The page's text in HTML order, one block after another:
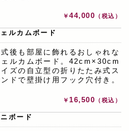
￥ 44,000 （税込）
ルカムボード
後も部屋に飾れるおしゃれな
ェルカムボード。42cm×30cm
ズの自立型の折りたたみ式ス
ンドで壁掛け用フック穴付き。
￥ 16,500 （税込）
ニボード